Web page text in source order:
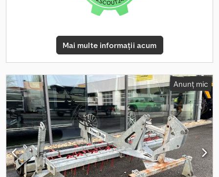
Mai multe informații acum
Anunț mic